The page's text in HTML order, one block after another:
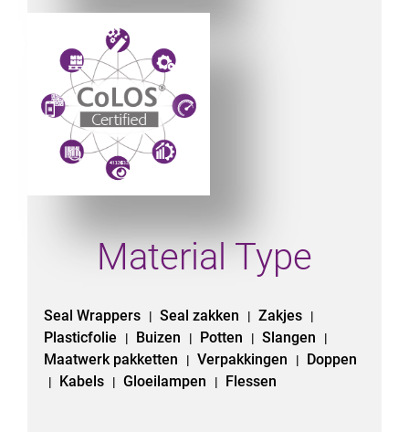
Material Type
Seal Wrappers | Seal zakken | Zakjes |
Plasticfolie | Buizen | Potten | Slangen |
Maatwerk pakketten | Verpakkingen | Doppen
| Kabels | Gloeilampen | Flessen